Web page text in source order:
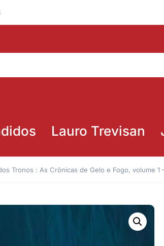
Lauro Trevisan
Tronos : As Crônicas de Gelo e Fogo, volume 1